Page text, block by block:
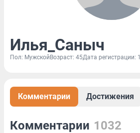
Илья_Саныч
Пол: Мужской Возраст: 45Дата регистрации:
Комментарии Достижения
Комментарии 1032